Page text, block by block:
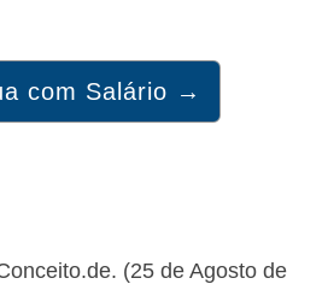
com Salário →
(25 de Agosto de